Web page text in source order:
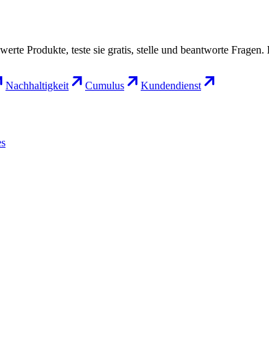
Produkte, teste sie gratis, stelle und beantworte
Nachhaltigkeit Cumulus Kundendienst